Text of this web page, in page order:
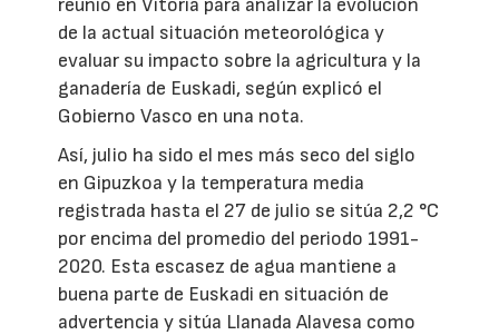
de la actual situación meteorológica y
evaluar su impacto sobre la agricultura y la
ganadería de Euskadi, según explicó el
Gobierno Vasco en una nota.
Así, julio ha sido el mes más seco del siglo
en Gipuzkoa y la temperatura media
registrada hasta el 27 de julio se sitúa 2,2 °C
por encima del promedio del periodo 1991-
2020. Esta escasez de agua mantiene a
buena parte de Euskadi en situación de
advertencia y sitúa Llanada Alavesa como